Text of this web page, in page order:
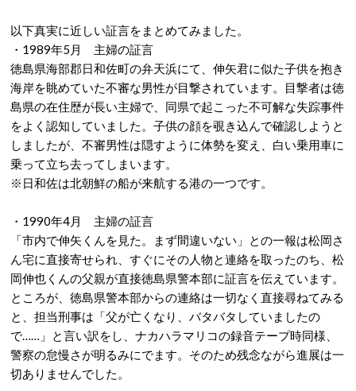
以下真実に近しい証言をまとめてみました。
・1989年5月 主婦の証言
徳島県海部郡日和佐町の弁天浜にて、伸矢君に似た子供を抱き
海岸を眺めていた不審な男性が目撃されています。目撃者は徳
島県の在住歴が長い主婦で、同県で起こった不可解な失踪事件
をよく認知していました。子供の顔を覗き込んで確認しようと
しましたが、不審男性は隠すように体勢を変え、白い乗用車に
乗って立ち去ってしまいます。
※日和佐は北朝鮮の船が来航する港の一つです。
・1990年4月 主婦の証言
「市内で伸矢くんを見た。まず間違いない」との一報は松岡さ
ん宅に直接寄せられ、すぐにその人物と連絡を取ったのち、松
岡伸也くんの父親が直接徳島県警本部に証言を伝えています。
ところが、徳島県警本部からの連絡は一切なく直接尋ねてみる
と、担当刑事は「父が亡くなり、バタバタしていましたの
で……」と言い訳をし、ナカハラマリコの録音テープ時同様、
警察の怠慢さが明るみにでます。そのため残念ながら進展は一
切ありませんでした。